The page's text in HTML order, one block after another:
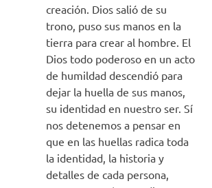
creación. Dios salió de su
trono, puso sus manos en la
tierra para crear al hombre. El
Dios todo poderoso en un acto
de humildad descendió para
dejar la huella de sus manos,
su identidad en nuestro ser. Sí
nos detenemos a pensar en
que en las huellas radica toda
la identidad, la historia y
detalles de cada persona,